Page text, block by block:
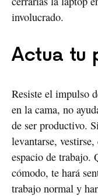
involucrado.
Actua tu
Resiste el impulso
en la cama, no
de ser productivo.
levantarse,
espacio de trabajo.
cómodo, te hará
trabajo normal y